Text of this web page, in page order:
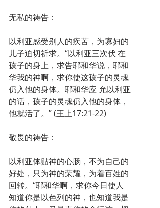
无私的祷告：
以利亚感受别人的疾苦，为寡妇的
儿子迫切祈求。“以利亚三次伏 在
孩子的身上，求告耶和华说，耶和
华我的神啊，求你使这孩子的灵魂
仍入他的身体。耶和华应 允以利亚
的话，孩子的灵魂仍入他的身体，
他就活了。” (王上17:21-22)
敬畏的祷告：
以利亚体贴神的心肠，不为自己的
好处，只为神的荣耀，为着百姓的
回转。“耶和华啊，求你今日使人
知道你是以色列的神，也知道我是